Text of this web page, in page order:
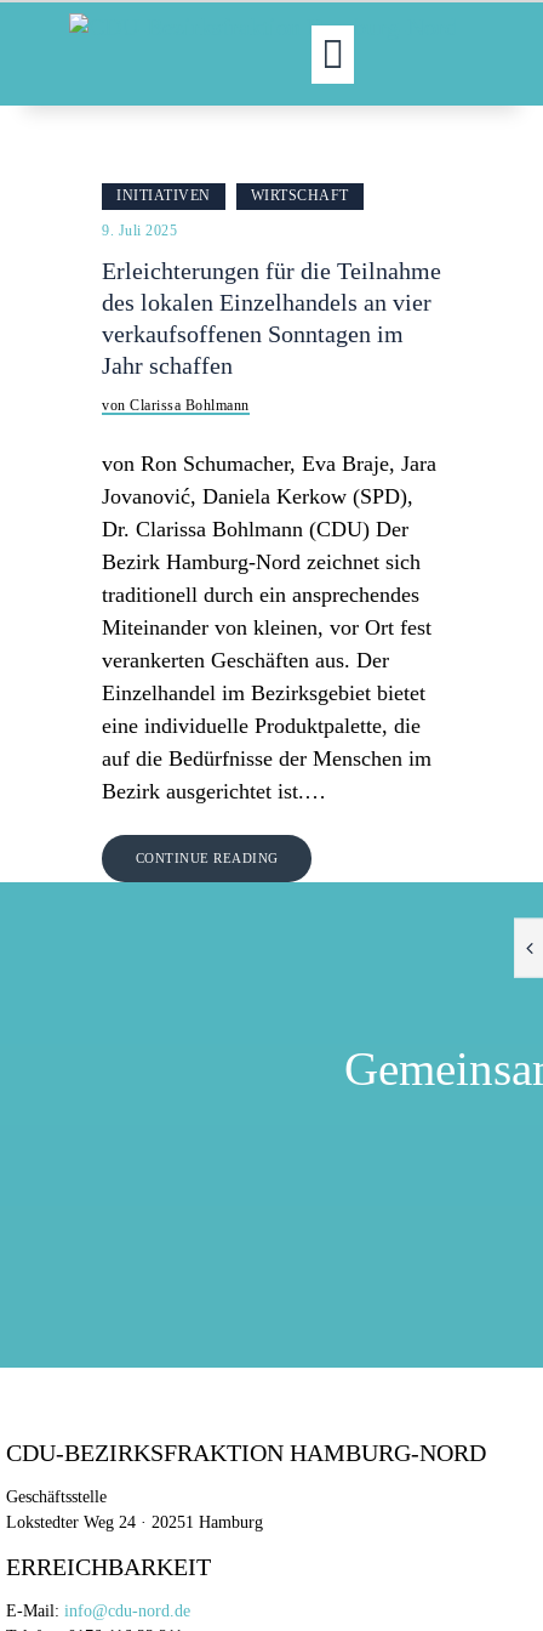
ABGEORDNETE
AKTUELLES
THEMEN
AUSSCHÜSSE
KONTAKT
INITIATIVEN WIRTSCHAFT
9. Juli 2025
Erleichterungen für die Teilnahme
des lokalen Einzelhandels an vier
verkaufsoffenen Sonntagen im
Jahr schaffen
von Clarissa Bohlmann
von Ron Schumacher, Eva Braje, Jara
Jovanović, Daniela Kerkow (SPD),
Dr. Clarissa Bohlmann (CDU) Der
Bezirk Hamburg-Nord zeichnet sich
traditionell durch ein ansprechendes
Miteinander von kleinen, vor Ort fest
verankerten Geschäften aus. Der
Einzelhandel im Bezirksgebiet bietet
eine individuelle Produktpalette, die
auf die Bedürfnisse der Menschen im
Bezirk ausgerichtet ist.…
CONTINUE READING
CDU-BEZIRKSFRAKTION HAMBURG-NORD
Geschäftsstelle
Lokstedter Weg 24 · 20251 Hamburg
ERREICHBARKEIT
E-Mail: info@cdu-nord.de